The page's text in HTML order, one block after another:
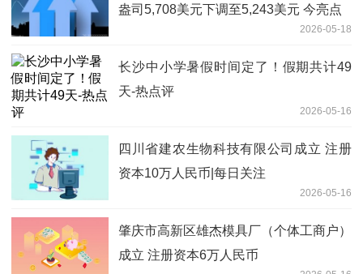
盎司5,708美元下调至5,243美元 今亮点
2026-05-18
长沙中小学暑假时间定了！假期共计49
天-热点评
2026-05-16
四川省建农生物科技有限公司成立 注册
资本10万人民币|每日关注
2026-05-16
肇庆市高新区雄杰模具厂（个体工商户）
成立 注册资本6万人民币